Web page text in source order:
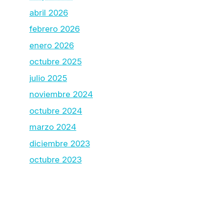
abril 2026
febrero 2026
enero 2026
octubre 2025
julio 2025
noviembre 2024
octubre 2024
marzo 2024
diciembre 2023
octubre 2023